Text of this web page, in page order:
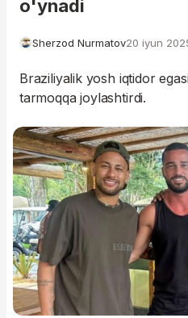
o'ynadi
Sherzod Nurmatov20 iyun
Braziliyalik yosh iqtidor
tarmoqqa joylashtirdi.